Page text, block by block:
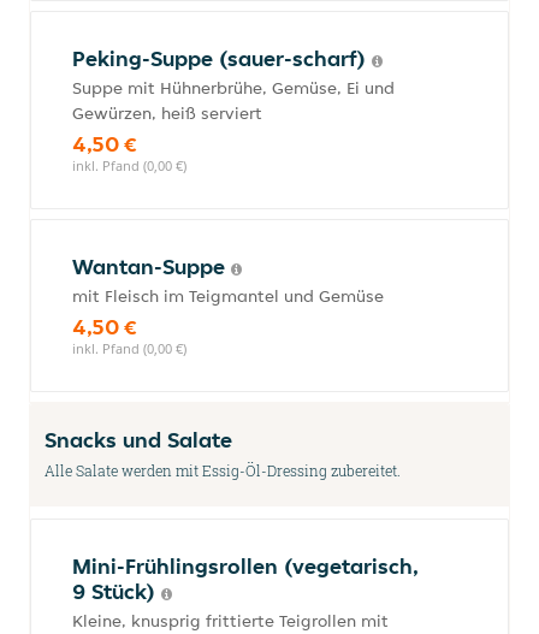
Peking-Suppe (sauer-scharf)
Suppe mit Hühnerbrühe, Gemüse, Ei und
Gewürzen, heiß serviert
4,50 €
inkl. Pfand (0,00 €)
Wantan-Suppe
mit Fleisch im Teigmantel und Gemüse
4,50 €
inkl. Pfand (0,00 €)
Snacks und Salate
Alle Salate werden mit Essig-Öl-Dressing zubereitet.
Mini-Frühlingsrollen (vegetarisch,
9 Stück)
Kleine, knusprig frittierte Teigrollen mit